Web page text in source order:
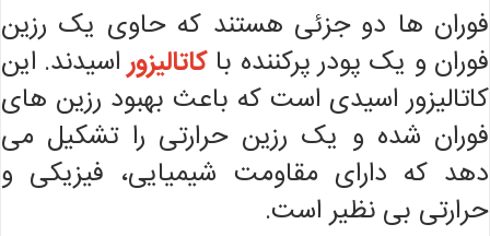
فوران ها دو جزئی هستند که حاوی یک رزین
فوران و یک پودر پرکننده باکاتالیزوراسیدند. این
کاتالیزور اسیدی است که باعث بهبود رزین های
فوران شده و یک رزین حرارتی را تشکیل می
دهد که دارای مقاومت شیمیایی، فیزیکی و
حرارتی بی نظیر است.